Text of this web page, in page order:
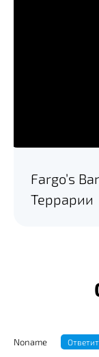
Fargo’s
Террарии
Noname